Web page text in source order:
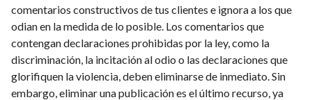
comentarios constructivos de tus clientes e ignora a los que
odian en la medida de lo posible. Los comentarios que
contengan declaraciones prohibidas por la ley, como la
discriminación, la incitación al odio o las declaraciones que
glorifiquen la violencia, deben eliminarse de inmediato. Sin
embargo, eliminar una publicación es el último recurso, ya